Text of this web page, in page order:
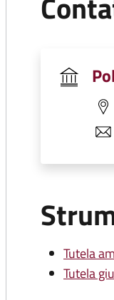
Tutela
Tutela